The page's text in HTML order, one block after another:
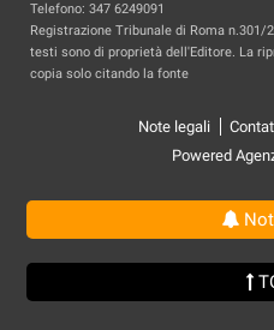
Telefono: 347 6249091
Registrazione Tribunale di Roma
testi sono di proprietà dell'Editore. La
copia solo citando la fonte
Note legali
Powered